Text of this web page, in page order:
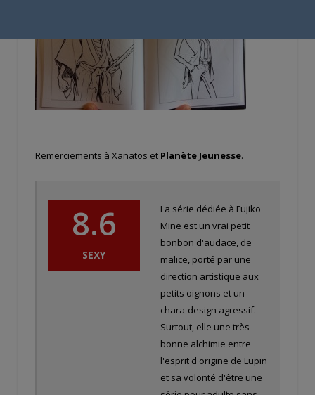
Remerciements à Xanatos et Planète Jeunesse.
8.6
SEXY
La série dédiée à Fujiko
Mine est un vrai petit
bonbon d'audace, de
malice, porté par une
direction artistique aux
petits oignons et un
chara-design agressif.
Surtout, elle une très
bonne alchimie entre
l'esprit d'origine de Lupin
et sa volonté d'être une